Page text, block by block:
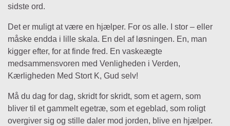
sidste ord.
Det er muligt at være en hjælper. For os alle. I stor – eller
måske endda i lille skala. En del af løsningen. En, man
kigger efter, for at finde fred. En vaskeægte
medsammensvoren med Venligheden i Verden,
Kærligheden Med Stort K, Gud selv!
Må du dag for dag, skridt for skridt, som et agern, som
bliver til et gammelt egetræ, som et egeblad, som roligt
overgiver sig og stille daler mod jorden, blive en hjælper.